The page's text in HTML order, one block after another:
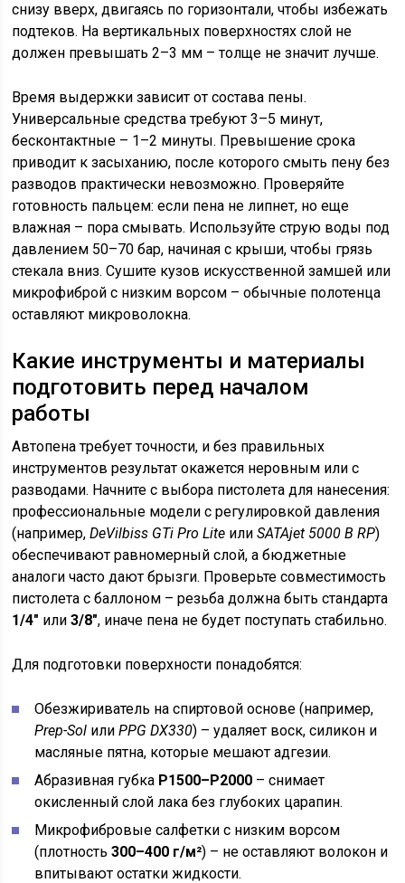
снизу вверх, двигаясь по горизонтали, чтобы избежать
подтеков. На вертикальных поверхностях слой не
должен превышать 2–3 мм – толще не значит лучше.
Время выдержки зависит от состава пены.
Универсальные средства требуют 3–5 минут,
бесконтактные – 1–2 минуты. Превышение срока
приводит к засыханию, после которого смыть пену без
разводов практически невозможно. Проверяйте
готовность пальцем: если пена не липнет, но еще
влажная – пора смывать. Используйте струю воды под
давлением 50–70 бар, начиная с крыши, чтобы грязь
стекала вниз. Сушите кузов искусственной замшей или
микрофиброй с низким ворсом – обычные полотенца
оставляют микроволокна.
Какие инструменты и материалы
подготовить перед началом
работы
Автопена требует точности, и без правильных
инструментов результат окажется неровным или с
разводами. Начните с выбора пистолета для нанесения:
профессиональные модели с регулировкой давления
(например,DeVilbiss GTi Pro Lite илиSATAjet 5000 B RP)
обеспечивают равномерный слой, а бюджетные
аналоги часто дают брызги. Проверьте совместимость
пистолета с баллоном – резьба должна быть стандарта
1/4″ или3/8″, иначе пена не будет поступать стабильно.
Для подготовки поверхности понадобятся:
Обезжириватель на спиртовой основе (например,
Prep-Sol илиPPG DX330) – удаляет воск, силикон и
масляные пятна, которые мешают адгезии.
Абразивная губка P1500–P2000 – снимает
окисленный слой лака без глубоких царапин.
Микрофибровые салфетки с низким ворсом
(плотность300–400 г/м²) – не оставляют волокон и
впитывают остатки жидкости.